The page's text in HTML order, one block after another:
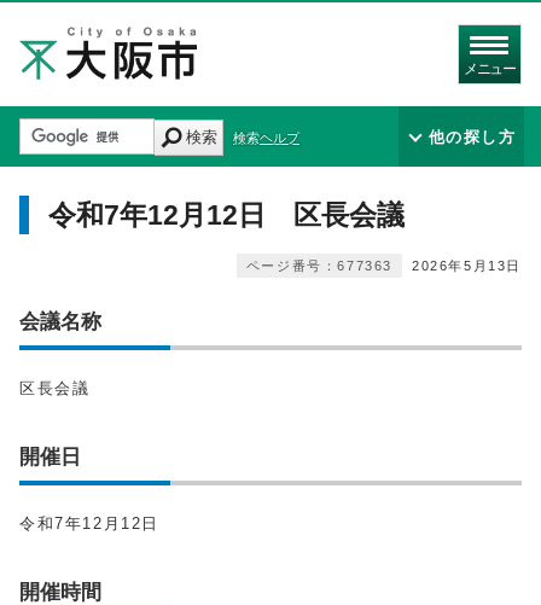
メニュー
検索 検索ヘルプ 他の探し方
令和7年12月12日 区長会議
2026年5月13日
ページ番号：677363
会議名称
区長会議
開催日
令和7年12月12日
開催時間